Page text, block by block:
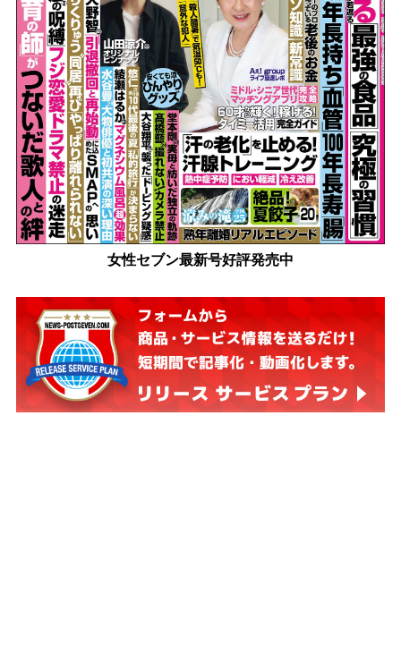
女性セブン最新号好評発売中